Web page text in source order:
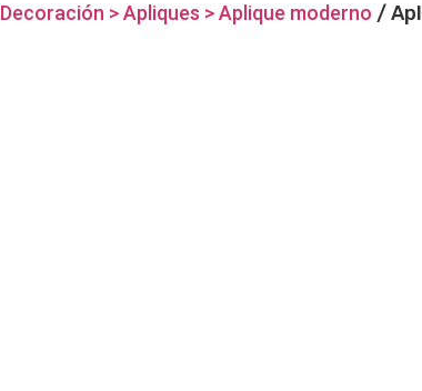
Decoración > Apliques > Aplique moderno /